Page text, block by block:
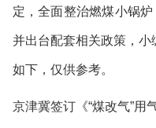
定，全面整治燃煤小锅
并出台配套相关政策，
如下，仅供参考。
京津冀签订《“煤改气”用